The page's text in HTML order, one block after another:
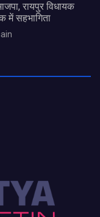
रायपुर विधायक
में सहभागिता